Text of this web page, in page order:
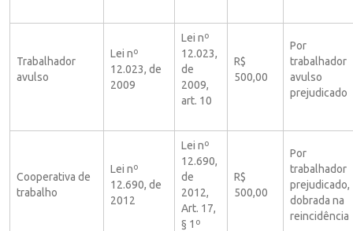
Trabalhador
avulso
Lei nº
12.023, de
2009
Lei nº
12.023,
de
2009,
art. 10
R$
500,00
Por
trabalhador
avulso
prejudicado
Cooperativa de
trabalho
Lei nº
12.690, de
2012
Lei nº
12.690,
de
2012,
Art. 17,
§ 1º
R$
500,00
Por
trabalhador
prejudicado,
dobrada na
reincidência